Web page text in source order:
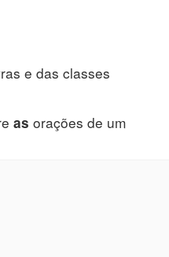
e das classes
as orações de um